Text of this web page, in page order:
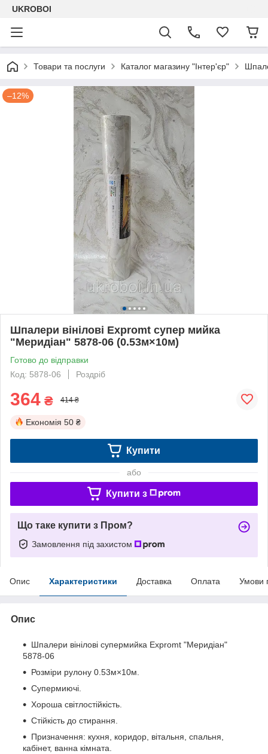
UKROBOI
Товари та послуги Каталог магазину "Інтер'єр"
–12%
Шпалери вінілові Expromt супер мийка
"Меридіан" 5878-06 (0.53м×10м)
Готово до відправки
Код: 5878-06
Роздріб
364 ₴ 414 ₴
Економія 50 ₴
Купити
або
Купити з
Що таке купити з Пром?
Замовлення під захистом
Опис Характеристики Доставка Оплата Умови
Опис
Шпалери вінілові супермийка Expromt "Меридіан"
5878-06
Розміри рулону 0.53м×10м.
Супермиючі.
Хороша світлостійкість.
Стійкість до стирання.
Призначення: кухня, коридор, вітальня, спальня,
кабінет, ванна кімната.